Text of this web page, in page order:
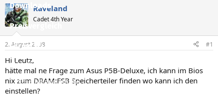
Downloads
Preisvergleich
Forum
Aktuelles
Empfohlene Inhalte
s
t
e
l
e
s
e
t
m
Raveland
Cadet 4th Year
2. August 2008 #1
Hi Leutz,
hätte mal ne Frage zum Asus P5B-Deluxe, ich kann im Bios
nix zum DRAM:FSB Speicherteiler finden wo kann ich den
einstellen?